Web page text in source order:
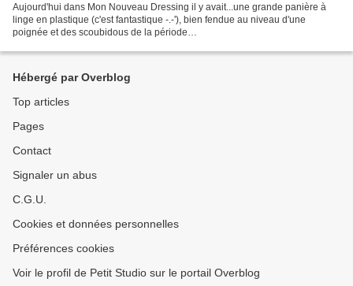
Aujourd'hui dans Mon Nouveau Dressing il y avait...une grande panière à
linge en plastique (c'est fantastique -.-'), bien fendue au niveau d'une
poignée et des scoubidous de la période
Hébergé par Overblog
Top articles
Pages
Contact
Signaler un abus
C.G.U.
Cookies et données personnelles
Préférences cookies
Voir le profil de Petit Studio sur le portail Overblog